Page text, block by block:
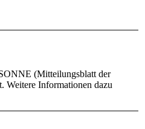
(Mitteilungsblatt der
Weitere Informationen dazu